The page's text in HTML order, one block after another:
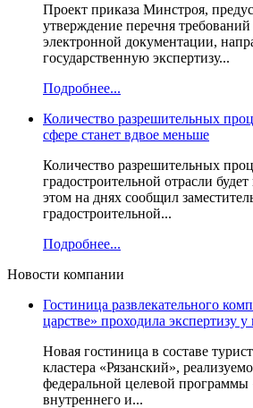
Проект приказа Минстроя,
утверждение перечня
электронной документации,
государственную экспертизу...
Подробнее...
Количество разрешительных
сфере станет вдвое меньше
Количество разрешительных
градостроительной отрасли
этом на днях сообщил
градостроительной...
Подробнее...
Новости компании
Гостиница развлекательного
царстве» проходила экспертизу
Новая гостиница в составе
кластера «Рязанский»,
федеральной целевой программы
внутреннего и...